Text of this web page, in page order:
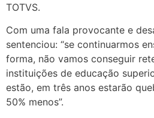
TOTVS.
Com uma fala provocante e
sentenciou: “se continuarmos
forma, não vamos conseguir
instituições de educação
estão, em três anos estarão
50% menos”.